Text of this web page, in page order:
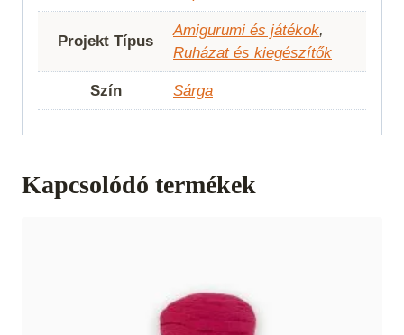
Projekt Típus
Amigurumi és játékok,
Ruházat és kiegészítők
Szín Sárga
Kapcsolódó termékek